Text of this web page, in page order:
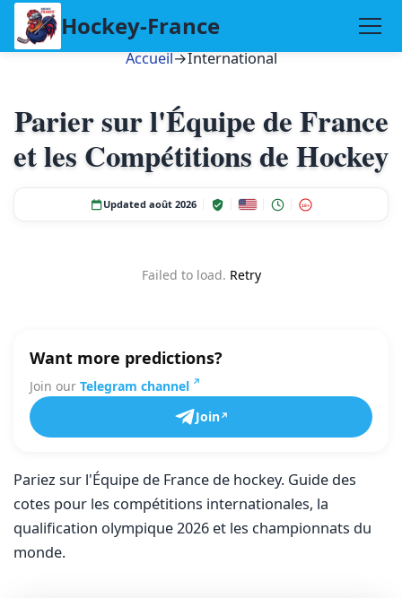
Hockey-France
Accueil→International
Parier sur l'Équipe de France
et les Compétitions de Hockey
Updated août 2026 18+
Failed to load. Retry
Want more predictions?
Join our Telegram channel
Join
Pariez sur l'Équipe de France de hockey. Guide des
cotes pour les compétitions internationales, la
qualification olympique 2026 et les championnats du
monde.